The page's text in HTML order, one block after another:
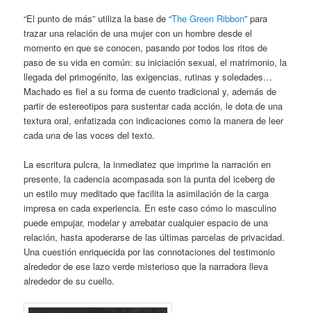
“El punto de más” utiliza la base de “The Green Ribbon” para
trazar una relación de una mujer con un hombre desde el
momento en que se conocen, pasando por todos los ritos de
paso de su vida en común: su iniciación sexual, el matrimonio, la
llegada del primogénito, las exigencias, rutinas y soledades…
Machado es fiel a su forma de cuento tradicional y, además de
partir de estereotipos para sustentar cada acción, le dota de una
textura oral, enfatizada con indicaciones como la manera de leer
cada una de las voces del texto.
La escritura pulcra, la inmediatez que imprime la narración en
presente, la cadencia acompasada son la punta del iceberg de
un estilo muy meditado que facilita la asimilación de la carga
impresa en cada experiencia. En este caso cómo lo masculino
puede empujar, modelar y arrebatar cualquier espacio de una
relación, hasta apoderarse de las últimas parcelas de privacidad.
Una cuestión enriquecida por las connotaciones del testimonio
alrededor de ese lazo verde misterioso que la narradora lleva
alrededor de su cuello.